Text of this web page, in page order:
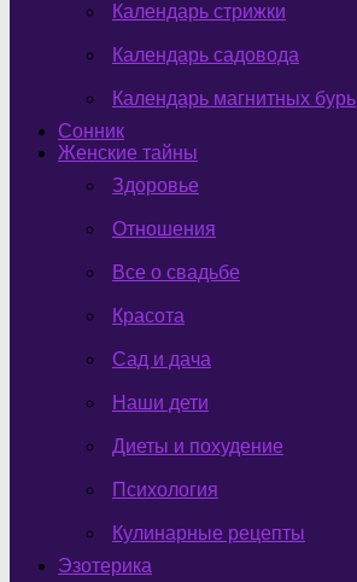
Календарь стрижки
Календарь садовода
Календарь магнитных бурь
Сонник
Женские тайны
Здоровье
Отношения
Все о свадьбе
Красота
Сад и дача
Наши дети
Диеты и похудение
Психология
Кулинарные рецепты
Эзотерика